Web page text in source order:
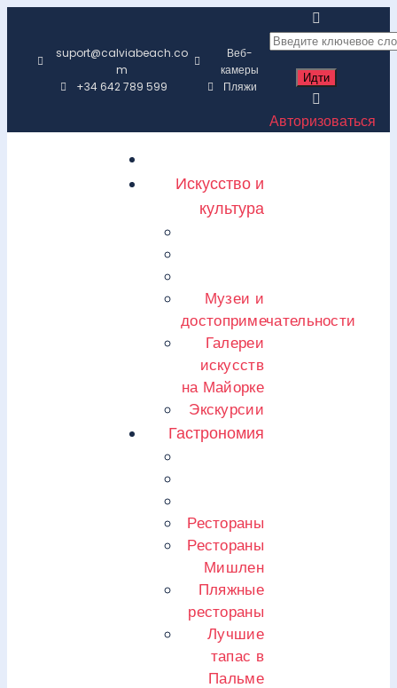
suport@calviabeach.co
m
+34 642 789 599
Веб-
камеры
Пляжи
Авторизоваться
Искусство и
культура
Музеи и
достопримечательности
Галереи
искусств
на Майорке
Экскурсии
Гастрономия
Рестораны
Рестораны
Мишлен
Пляжные
рестораны
Лучшие
тапас в
Пальме